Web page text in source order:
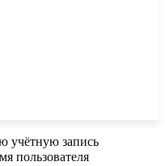
учётную запись
пользователя